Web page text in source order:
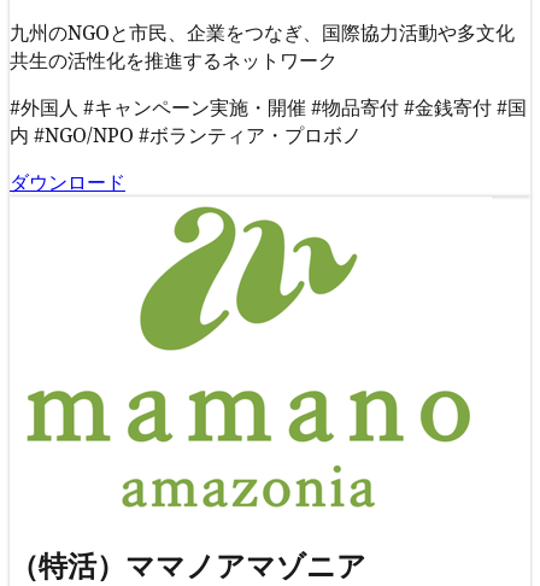
九州のNGOと市民、企業をつなぎ、国際協力活動や多文化
共生の活性化を推進するネットワーク
#外国人 #キャンペーン実施・開催 #物品寄付#金銭寄付#国
内 #NGO/NPO #ボランティア・プロボノ
ダウンロード
（特活）ママノアマゾニア